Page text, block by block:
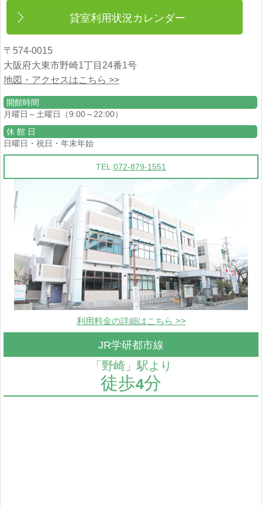
貸室利用状況カレンダー
〒574-0015
大阪府大東市野崎1丁目24番1号
地図・アクセスはこちら >>
開館時間
月曜日～土曜日（9:00～22:00）
休 館 日
日曜日・祝日・年末年始
TEL:072-879-1551
利用料金の詳細はこちら >>
JR学研都市線
「野崎」駅より
徒歩4分